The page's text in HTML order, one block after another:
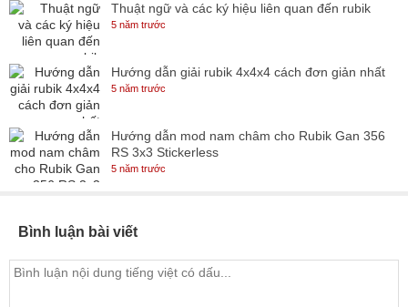
Thuật ngữ và các ký hiệu liên quan đến rubik
5 năm trước
Hướng dẫn giải rubik 4x4x4 cách đơn giản nhất
5 năm trước
Hướng dẫn mod nam châm cho Rubik Gan 356
RS 3x3 Stickerless
5 năm trước
Bình luận bài viết